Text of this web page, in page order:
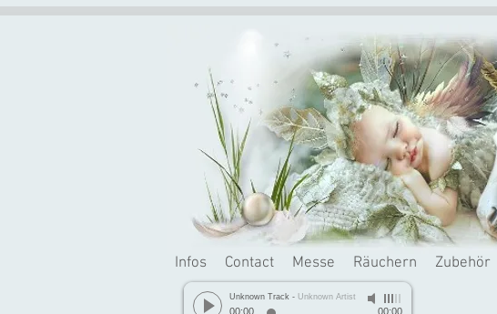
Infos Contact Messe Räuchern Zubehör
Unknown Track - Unknown Artist
00:00 00:00